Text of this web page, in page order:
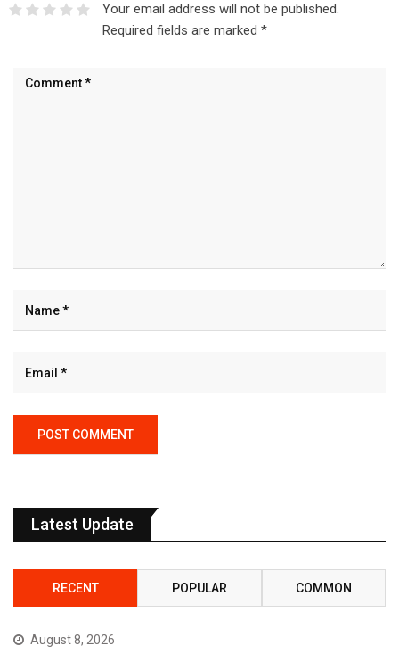
Your email address will not be published.
Required fields are marked *
Latest Update
RECENT POPULAR COMMON
August 8, 2026